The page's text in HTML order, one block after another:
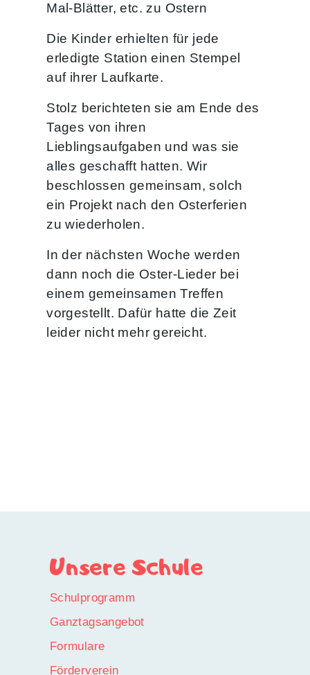
Mal-Blätter, etc. zu Ostern
Die Kinder erhielten für jede
erledigte Station einen Stempel
auf ihrer Laufkarte.
Stolz berichteten sie am Ende des
Tages von ihren
Lieblingsaufgaben und was sie
alles geschafft hatten. Wir
beschlossen gemeinsam, solch
ein Projekt nach den Osterferien
zu wiederholen.
In der nächsten Woche werden
dann noch die Oster-Lieder bei
einem gemeinsamen Treffen
vorgestellt. Dafür hatte die Zeit
leider nicht mehr gereicht.
Unsere Schule
Schulprogramm
Ganztagsangebot
Formulare
Förderverein